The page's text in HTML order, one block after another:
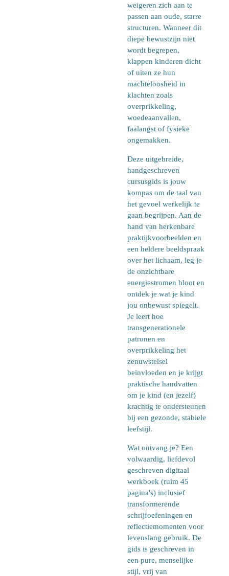
weigeren zich aan te
passen aan oude, starre
structuren. Wanneer dit
diepe bewustzijn niet
wordt begrepen,
klappen kinderen dicht
of uiten ze hun
machteloosheid in
klachten zoals
overprikkeling,
woedeaanvallen,
faalangst of fysieke
ongemakken.
Deze uitgebreide,
handgeschreven
cursusgids is jouw
kompas om de taal van
het gevoel werkelijk te
gaan begrijpen. Aan de
hand van herkenbare
praktijkvoorbeelden en
een heldere beeldspraak
over het lichaam, leg je
de onzichtbare
energiestromen bloot en
ontdek je wat je kind
jou onbewust spiegelt.
Je leert hoe
transgenerationele
patronen en
overprikkeling het
zenuwstelsel
beïnvloeden en je krijgt
praktische handvatten
om je kind (en jezelf)
krachtig te ondersteunen
bij een gezonde, stabiele
leefstijl.
Wat ontvang je? Een
volwaardig, liefdevol
geschreven digitaal
werkboek (ruim 45
pagina's) inclusief
transformerende
schrijfoefeningen en
reflectiemomenten voor
levenslang gebruik. De
gids is geschreven in
een pure, menselijke
stijl, vrij van